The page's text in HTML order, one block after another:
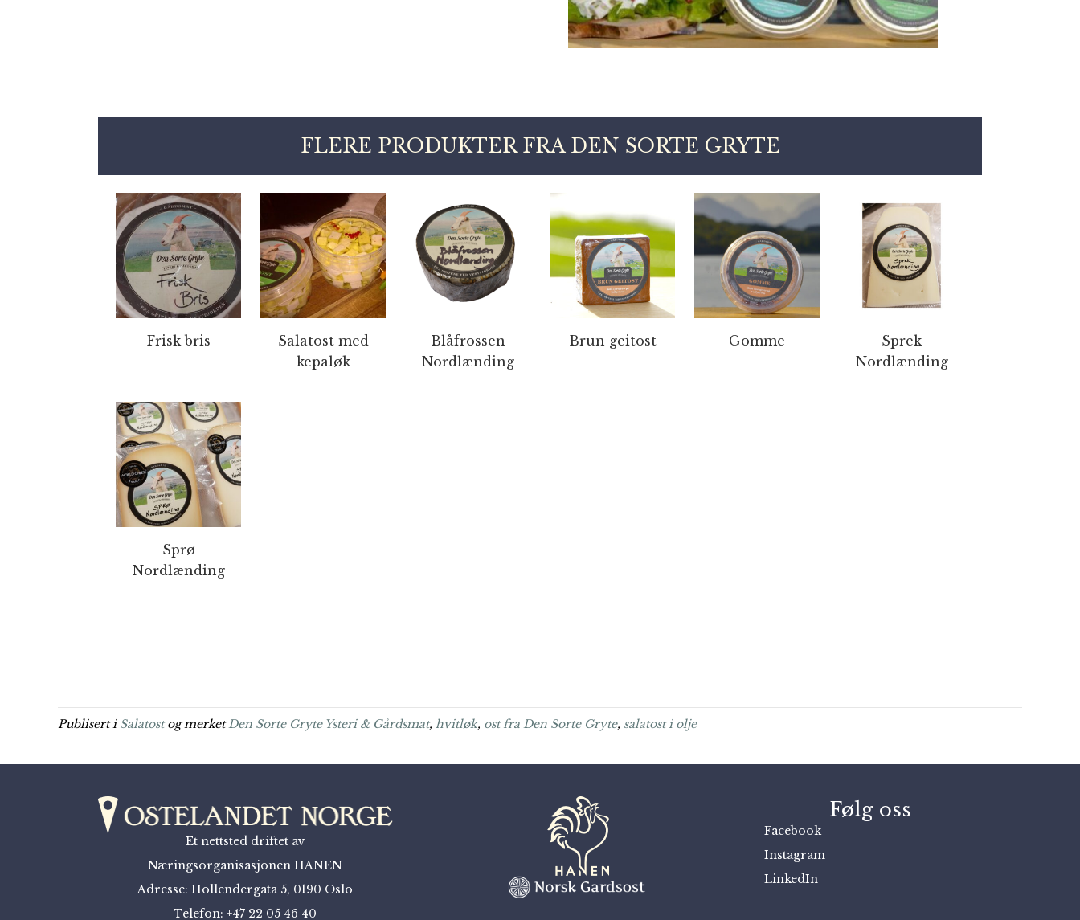
FLERE PRODUKTER FRA DEN SORTE GRYTE
Frisk bris
Salatost med
kepaløk
Blåfrossen
Nordlænding
Brun geitost Gomme
Sprek
Nordlænding
Sprø
Nordlænding
Publisert i Salatostog merketDen Sorte Gryte Ysteri & Gårdsmat, hvitløk, ost fra Den Sorte Gryte, salatost i olje
Et nettsted driftet av
Næringsorganisasjonen HANEN
Adresse: Hollendergata 5, 0190 Oslo
Telefon: +47 22 05 46 40
Følg oss
Facebook
Instagram
LinkedIn